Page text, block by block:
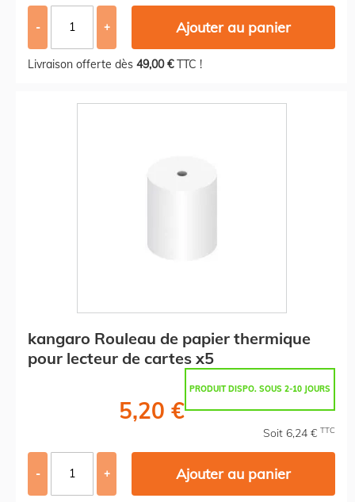
- + Ajouter au panier
Livraison offerte dès 49,00 €TTC !
kangaro Rouleau de papier thermique
pour lecteur de cartes x5
PRODUIT DISPO. SOUS 2-10 JOURS
5,20 €
Soit 6,24 € TTC
- + Ajouter au panier